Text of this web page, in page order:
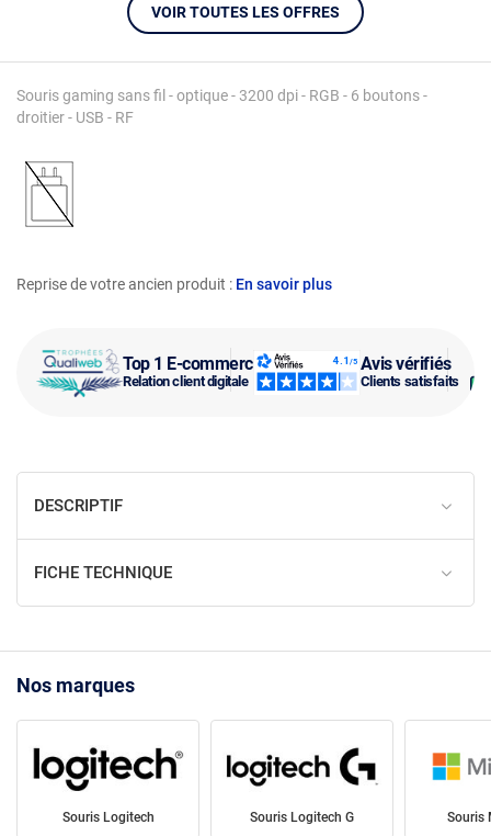
Top 1 E-commerce
Relation client digitale
Avis vérifiés
Clients satisfaits
Reprise de votre ancien produit : En savoir plus
Souris gaming sans fil - optique - 3200 dpi - RGB - 6 boutons -
droitier - USB - RF
VOIR TOUTES LES OFFRES
DESCRIPTIF
FICHE TECHNIQUE
Nos marques
Souris Logitech Souris Logitech G Souris